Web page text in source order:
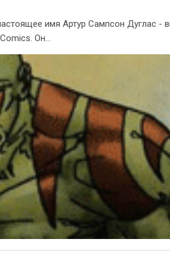
имя Артур Сампсон Дуглас
Он...